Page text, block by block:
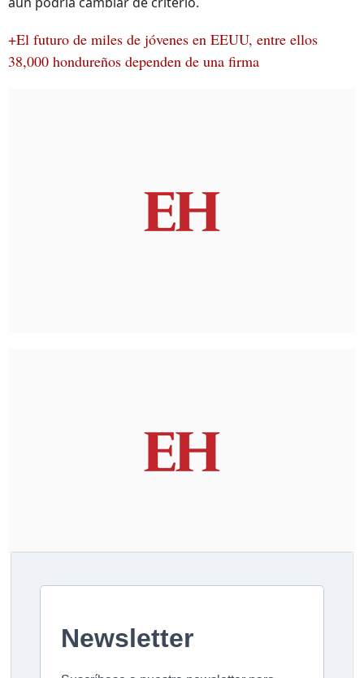
+El futuro de miles de jóvenes en EEUU, entre ellos
38,000 hondureños dependen de una firma